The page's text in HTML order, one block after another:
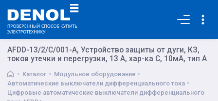
AFDD-13/2/C/001-A, Устройство защиты от дуги, КЗ,
токов утечки и перегрузки, 13 А, хар-ка С, 10мА, тип А
Каталог
Модульное оборудование
Автоматические выключатели дифференциального тока
Цифровые автоматические выключатели дифференциального